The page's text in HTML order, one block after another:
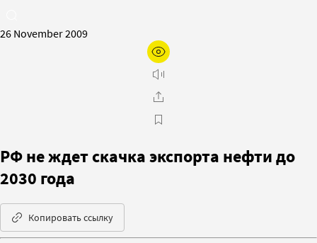
26 November 2009
РФ не ждет скачка экспорта нефти до
2030 года
Копировать ссылку